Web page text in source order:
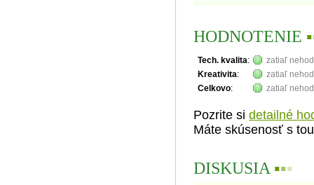
HODNOTENIE ▪
Tech. kvalita:
zatiaľ
Kreativita:
zatiaľ
Celkovo: zatiaľ
Pozrite si detailné
Máte skúsenosť s
DISKUSIA ▪▪▪